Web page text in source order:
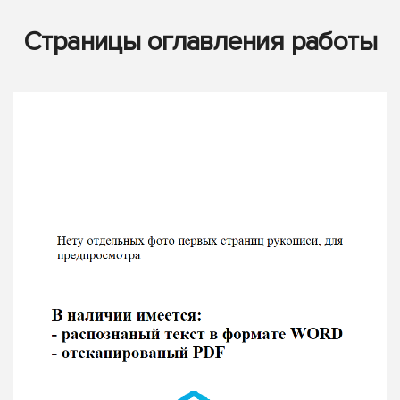
Страницы оглавления работы